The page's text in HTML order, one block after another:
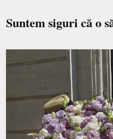
Suntem siguri că o